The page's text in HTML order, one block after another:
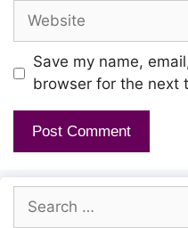
Nanba Nanba
Nee Themba
Themba Themba
Yeru Nanba
Ellaam Maarum Ellaam
Website
Save my name,
browser for the next
Search
for: